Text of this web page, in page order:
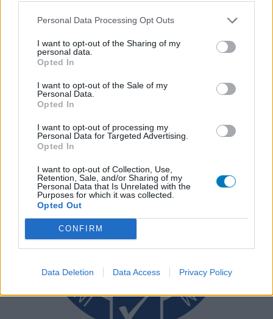
Personal Data Processing Opt Outs
I want to opt-out of the Sharing of my
personal data.
Opted In
I want to opt-out of the Sale of my
Personal Data.
Opted In
I want to opt-out of processing my
Personal Data for Targeted Advertising.
Opted In
I want to opt-out of Collection, Use,
Retention, Sale, and/or Sharing of my
Personal Data that Is Unrelated with the
Purposes for which it was collected.
Opted Out
CONFIRM
Data Deletion Data Access Privacy Policy